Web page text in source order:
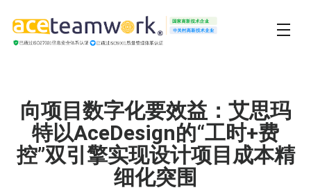
向项目数字化要效益：艾思玛
特以AceDesign的“工时+费
控”双引擎实现设计项目成本精
细化突围